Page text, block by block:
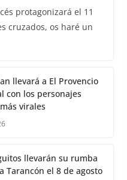
protagonizará el 11
cruzados, os haré un
llevará a El Provencio
con los personajes
virales
llevarán su rumba
Tarancón el 8 de agosto